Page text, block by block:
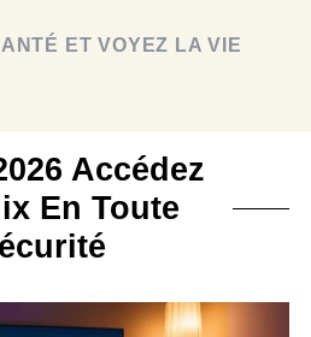
ET VOYEZ LA VIE
Accédez
En Toute